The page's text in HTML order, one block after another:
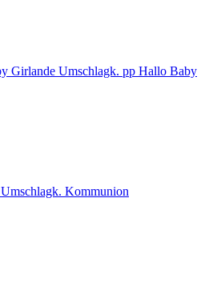
Umschlagk. pp Hallo Baby
Umschlagk. Kommunion